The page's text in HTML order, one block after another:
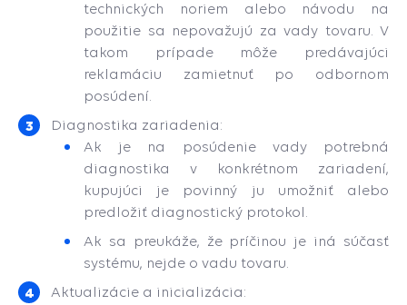
technických noriem alebo návodu na
použitie sa nepovažujú za vady tovaru. V
takom prípade môže predávajúci
reklamáciu zamietnuť po odbornom
posúdení.
Diagnostika zariadenia:
Ak je na posúdenie vady potrebná
diagnostika v konkrétnom zariadení,
kupujúci je povinný ju umožniť alebo
predložiť diagnostický protokol.
Ak sa preukáže, že príčinou je iná súčasť
systému, nejde o vadu tovaru.
Aktualizácie a inicializácia: